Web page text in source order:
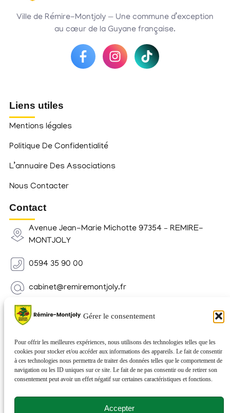
Gérer le consentement
Pour offrir les meilleures expériences, nous utilisons des technologies telles que les
cookies pour stocker et/ou accéder aux informations des appareils. Le fait de consentir
à ces technologies nous permettra de traiter des données telles que le comportement de
navigation ou les ID uniques sur ce site. Le fait de ne pas consentir ou de retirer son
consentement peut avoir un effet négatif sur certaines caractéristiques et fonctions.
Accepter
Ville de Rémire-Montjoly — Une commune d’exception
au cœur de la Guyane française.
Liens utiles
Mentions légales
Politique De Confidentialité
L’annuaire Des Associations
Nous Contacter
Contact
Avenue Jean-Marie Michotte 97354 – REMIRE-
MONTJOLY
0594 35 90 00
cabinet@remiremontjoly.fr
Newsletter
nouvelles de votre commune.